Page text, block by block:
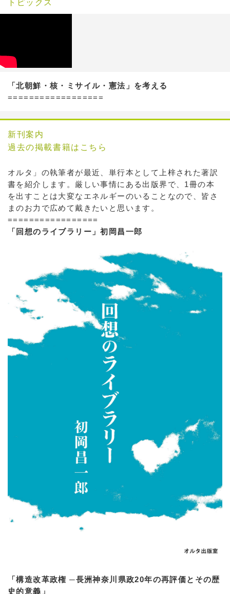
トピックス
「北朝鮮・核・ミサイル・憲法」を考える
==================
新刊案内
過去の掲載書籍はこちら
オルタ」の執筆者が最近、単行本として上梓された著訳
書を紹介します。厳しい事情にある出版界で、1冊の本
を出すことは大変なエネルギーのいることなので、皆さ
まのお力で広めて戴きたいと思います。
=================
「回想のライブラリー」初岡昌一郎
「構造改革政権 ─長洲神奈川県政20年の再評価とその歴
史的意義」